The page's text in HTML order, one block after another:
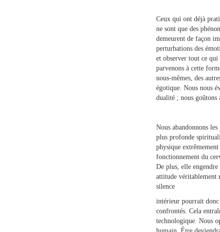
Ceux qui ont déjà
ne sont que des
demeurent de façon
perturbations des
et observer tout ce qui
parvenons à cette
nous-mêmes, des
égotique. Nous nous
dualité ; nous goûtons
Nous abandonnons
plus profonde
physique
fonctionnement du
De plus, elle
attitude véritablement
silence
intérieur pourrait donc
confrontés. Cela
technologique. Nous